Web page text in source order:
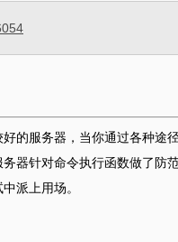
的服务器，当你通过各种途
器针对命令执行函数做了防
派上用场。